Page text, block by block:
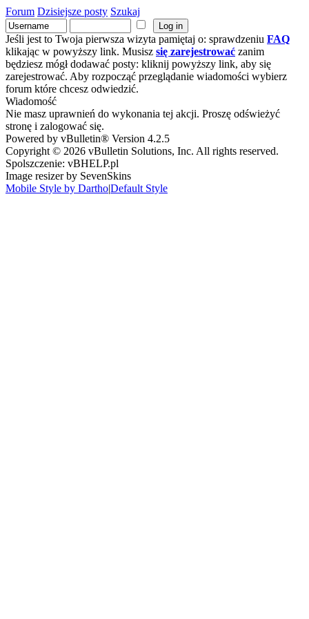
Forum Dzisiejsze posty Szukaj
Jeśli jest to Twoja pierwsza wizyta pamiętaj o: sprawdzeniu FAQ
klikając w powyższy link. Musisz się zarejestrować zanim
będziesz mógł dodawać posty: kliknij powyższy link, aby się
zarejestrować. Aby rozpocząć przeglądanie wiadomości wybierz
forum które chcesz odwiedzić.
Wiadomość
Nie masz uprawnień do wykonania tej akcji. Proszę odświeżyć
stronę i zalogować się.
Powered by vBulletin® Version 4.2.5
Copyright © 2026 vBulletin Solutions, Inc. All rights reserved.
Spolszczenie: vBHELP.pl
Image resizer by SevenSkins
Mobile Style by Dartho|Default Style